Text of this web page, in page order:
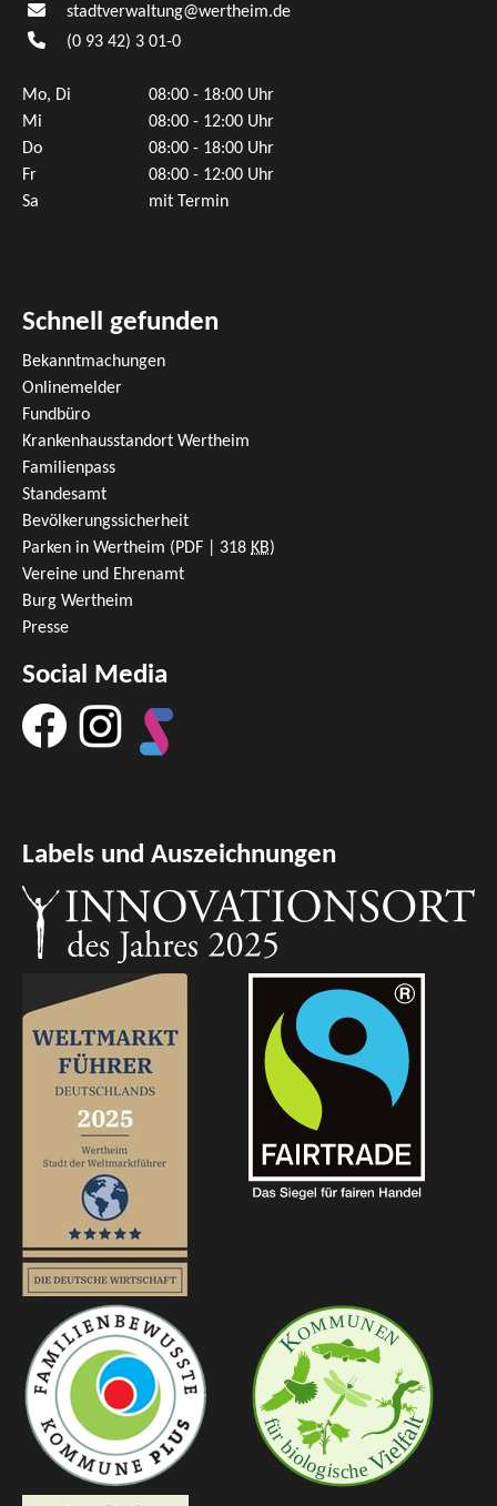
stadtverwaltung@wertheim.de
(0 93 42) 3 01-0
Mo, Di
08:00 - 18:00 Uhr
Mi
08:00 - 12:00 Uhr
Do
08:00 - 18:00 Uhr
Fr
08:00 - 12:00 Uhr
Sa
mit Termin
Schnell gefunden
Bekanntmachungen
Onlinemelder
Fundbüro
Krankenhausstandort Wertheim
Familienpass
Standesamt
Bevölkerungssicherheit
Parken in Wertheim (PDF | 318 KB)
Vereine und Ehrenamt
Burg Wertheim
Presse
Social Media
Labels und Auszeichnungen